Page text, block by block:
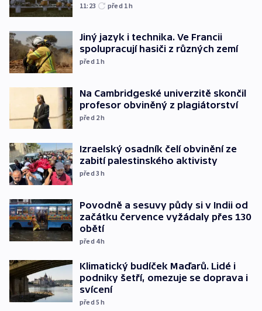
11:23 před 1h
Jiný jazyk i technika. Ve Francii
spolupracují hasiči z různých zemí
před 1h
Na Cambridgeské univerzitě skončil
profesor obviněný z plagiátorství
před 2h
Izraelský osadník čelí obvinění ze
zabití palestinského aktivisty
před 3h
Povodně a sesuvy půdy si v Indii od
začátku července vyžádaly přes 130
obětí
před 4h
Klimatický budíček Maďarů. Lidé i
podniky šetří, omezuje se doprava i
svícení
před 5h